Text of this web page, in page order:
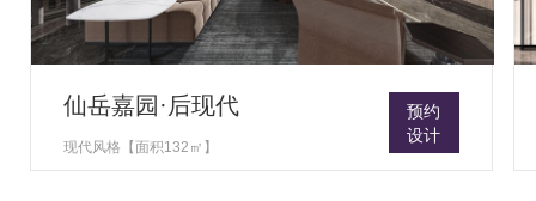
仙岳嘉园·后现代
现代风格【面积132㎡】
预约
设计